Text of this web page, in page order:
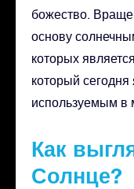
божество.
основу
которых
который
используемым в
Как
Солнце?